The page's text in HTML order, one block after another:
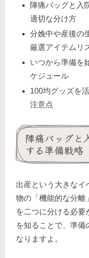
陣痛バッグと入
適切な分け方
分娩中や産後の
厳選アイテムリ
いつから準備を
ケジュール
100均グッズを
注意点
陣痛バッグと
する準備戦略
出産という大きなイ
物の「機能的な分離
を二つに分ける必要
を知ることで、準備
なりますよ。